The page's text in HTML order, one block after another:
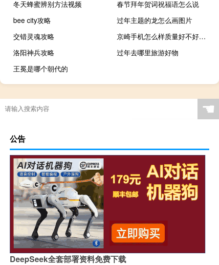
冬天蜂蜜辨别方法视频
春节拜年贺词祝福语怎么说
bee city攻略
过年主题的龙怎么画图片
交错灵魂攻略
京崎手机怎么样质量好不好（京崎手机怎么样）
洛阳神兵攻略
过年去哪里旅游好物
王冕是哪个朝代的
☚
公告
DeepSeek全套部署资料免费下载